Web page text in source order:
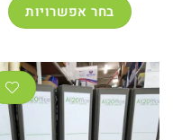
בחר אפשרויות
יש
מספר
סוגים.
ניתן